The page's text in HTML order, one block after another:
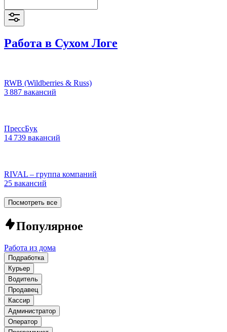
Работа в Сухом Логе
RWB (Wildberries & Russ)
3 887 вакансий
ПрессБук
14 739 вакансий
RIVAL – группа компаний
25 вакансий
Посмотреть все
Популярное
Работа из дома
Подработка
Курьер
Водитель
Продавец
Кассир
Администратор
Оператор